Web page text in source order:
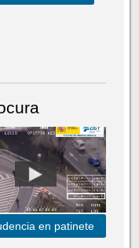
en patinete